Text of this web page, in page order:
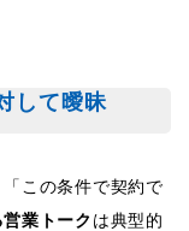
して曖昧
「この条件で契約で
業トーク は典型的